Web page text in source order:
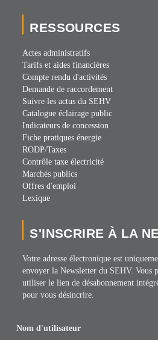
RESSOURCES
Actes administratifs
Tarifs et aides financières
Compte rendu d'activités
Demande de raccordement
Suivre les actus du SEHV
Catalogue éclairage public
Indicateurs de concession
Fiche pratiques énergie
RODP/Taxes
Contrôle taxe électricité
Marchés publics
Offres d'emploi
Lexique
S'INSCRIRE À LA
Votre adresse électronique est
envoyer la Newsletter du SEHV. Vous
utiliser le lien de désabonnement
pour vous désincrire.
Nom d'utilisateur